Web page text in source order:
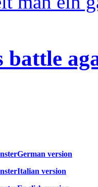
battle
German version
Italian version